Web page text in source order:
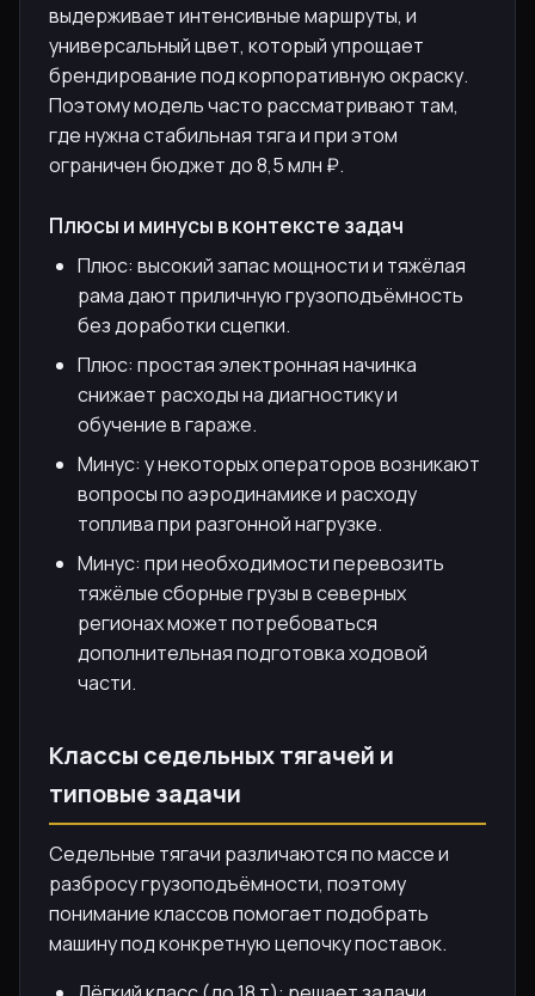
выдерживает интенсивные маршруты, и
универсальный цвет, который упрощает
брендирование под корпоративную окраску.
Поэтому модель часто рассматривают там,
где нужна стабильная тяга и при этом
ограничен бюджет до 8,5 млн ₽.
Плюсы и минусы в контексте задач
Плюс: высокий запас мощности и тяжёлая
рама дают приличную грузоподъёмность
без доработки сцепки.
Плюс: простая электронная начинка
снижает расходы на диагностику и
обучение в гараже.
Минус: у некоторых операторов возникают
вопросы по аэродинамике и расходу
топлива при разгонной нагрузке.
Минус: при необходимости перевозить
тяжёлые сборные грузы в северных
регионах может потребоваться
дополнительная подготовка ходовой
части.
Классы седельных тягачей и
типовые задачи
Седельные тягачи различаются по массе и
разбросу грузоподъёмности, поэтому
понимание классов помогает подобрать
машину под конкретную цепочку поставок.